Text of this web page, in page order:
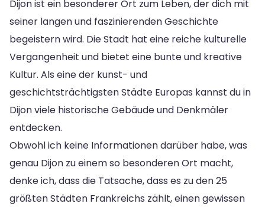
Dijon ist ein besonderer Ort zum Leben, der dich mit
seiner langen und faszinierenden Geschichte
begeistern wird. Die Stadt hat eine reiche kulturelle
Vergangenheit und bietet eine bunte und kreative
Kultur. Als eine der kunst- und
geschichtsträchtigsten Städte Europas kannst du in
Dijon viele historische Gebäude und Denkmäler
entdecken.
Obwohl ich keine Informationen darüber habe, was
genau Dijon zu einem so besonderen Ort macht,
denke ich, dass die Tatsache, dass es zu den 25
größten Städten Frankreichs zählt, einen gewissen